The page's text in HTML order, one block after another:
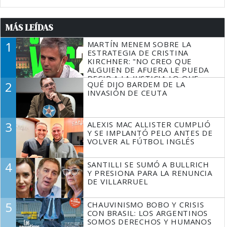
MÁS LEÍDAS
1
MARTÍN MENEM SOBRE LA
ESTRATEGIA DE CRISTINA
KIRCHNER: "NO CREO QUE
ALGUIEN DE AFUERA LE PUEDA
DECIR A LA JUSTICIA LO QUE
TIENE QUE HACER"
2
QUÉ DIJO BARDEM DE LA
INVASIÓN DE CEUTA
3
ALEXIS MAC ALLISTER CUMPLIÓ
Y SE IMPLANTÓ PELO ANTES DE
VOLVER AL FÚTBOL INGLÉS
4
SANTILLI SE SUMÓ A BULLRICH
Y PRESIONA PARA LA RENUNCIA
DE VILLARRUEL
5
CHAUVINISMO BOBO Y CRISIS
CON BRASIL: LOS ARGENTINOS
SOMOS DERECHOS Y HUMANOS